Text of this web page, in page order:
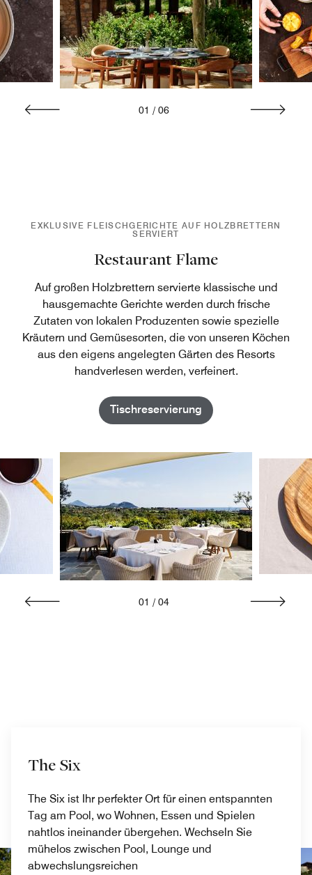
01 / 06
EXKLUSIVE FLEISCHGERICHTE AUF HOLZBRETTERN
SERVIERT
Restaurant Flame
Auf großen Holzbrettern servierte klassische und
hausgemachte Gerichte werden durch frische
Zutaten von lokalen Produzenten sowie spezielle
Kräutern und Gemüsesorten, die von unseren Köchen
aus den eigens angelegten Gärten des Resorts
handverlesen werden, verfeinert.
Tischreservierung
01 / 04
The Six
The Six ist Ihr perfekter Ort für einen entspannten
Tag am Pool, wo Wohnen, Essen und Spielen
nahtlos ineinander übergehen. Wechseln Sie
mühelos zwischen Pool, Lounge und
abwechslungsreichen